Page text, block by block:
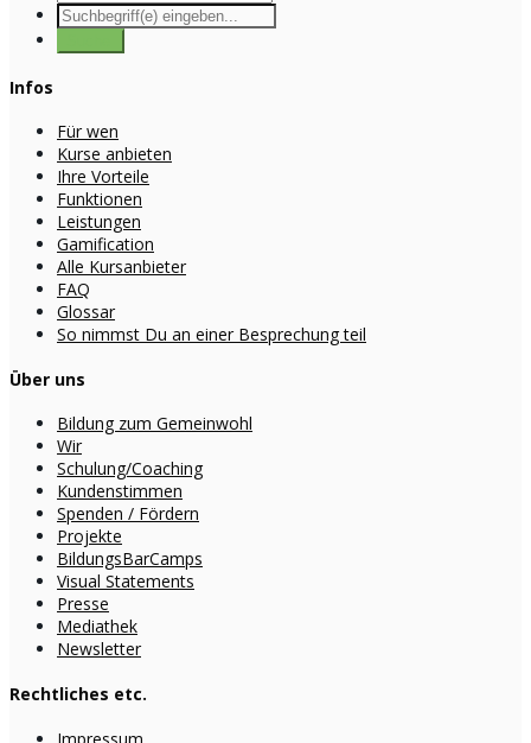
Infos
Für wen
Kurse anbieten
Ihre Vorteile
Funktionen
Leistungen
Gamification
Alle Kursanbieter
FAQ
Glossar
So nimmst Du an einer Besprechung teil
Über uns
Bildung zum Gemeinwohl
Wir
Schulung/Coaching
Kundenstimmen
Spenden / Fördern
Projekte
BildungsBarCamps
Visual Statements
Presse
Mediathek
Newsletter
Rechtliches etc.
Impressum